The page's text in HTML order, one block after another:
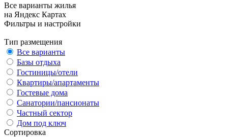
Все варианты жилья
на Яндекс Картах
Фильтры и настройки
Тип размещения
Все варианты
Базы отдыха
Гостиницы/отели
Квартиры/апартаменты
Гостевые дома
Санатории/пансионаты
Частный сектор
Дом под ключ
Сортировка